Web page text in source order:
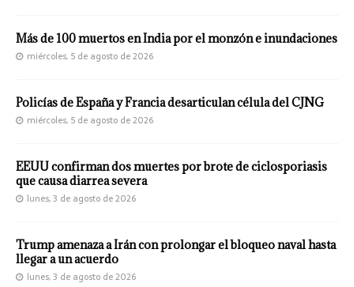
Más de 100 muertos en India por el monzón e inundaciones
miércoles, 5 de agosto de 2026
Policías de España y Francia desarticulan célula del CJNG
miércoles, 5 de agosto de 2026
EEUU confirman dos muertes por brote de ciclosporiasis
que causa diarrea severa
lunes, 3 de agosto de 2026
Trump amenaza a Irán con prolongar el bloqueo naval hasta
llegar a un acuerdo
lunes, 3 de agosto de 2026